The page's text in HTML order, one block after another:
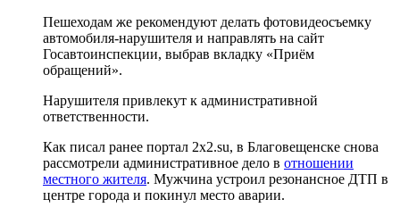
Пешеходам же рекомендуют делать фотовидеосъемку
автомобиля-нарушителя и направлять на сайт
Госавтоинспекции, выбрав вкладку «Приём
обращений».
Нарушителя привлекут к административной
ответственности.
Как писал ранее портал 2х2.su, в Благовещенске снова
рассмотрели административное дело в отношении
местного жителя. Мужчина устроил резонансное ДТП в
центре города и покинул место аварии.